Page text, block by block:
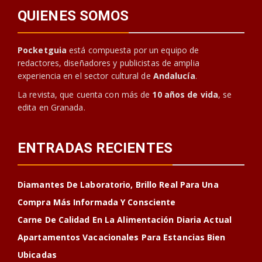
QUIENES SOMOS
Pocketguia está compuesta por un equipo de
redactores, diseñadores y publicistas de amplia
experiencia en el sector cultural de Andalucía.
La revista, que cuenta con más de 10 años de vida, se
edita en Granada.
ENTRADAS RECIENTES
Diamantes De Laboratorio, Brillo Real Para Una
Compra Más Informada Y Consciente
Carne De Calidad En La Alimentación Diaria Actual
Apartamentos Vacacionales Para Estancias Bien
Ubicadas